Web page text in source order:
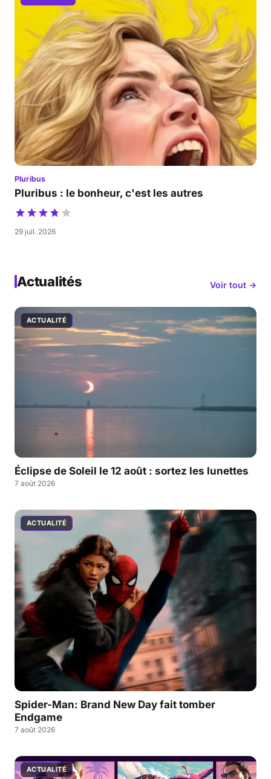
Pluribus
Pluribus : le bonheur, c'est les autres
29 juil. 2026
Actualités Voir tout →
ACTUALITÉ
Éclipse de Soleil le 12 août : sortez les lunettes
7 août 2026
ACTUALITÉ
Spider-Man: Brand New Day fait tomber
Endgame
7 août 2026
ACTUALITÉ